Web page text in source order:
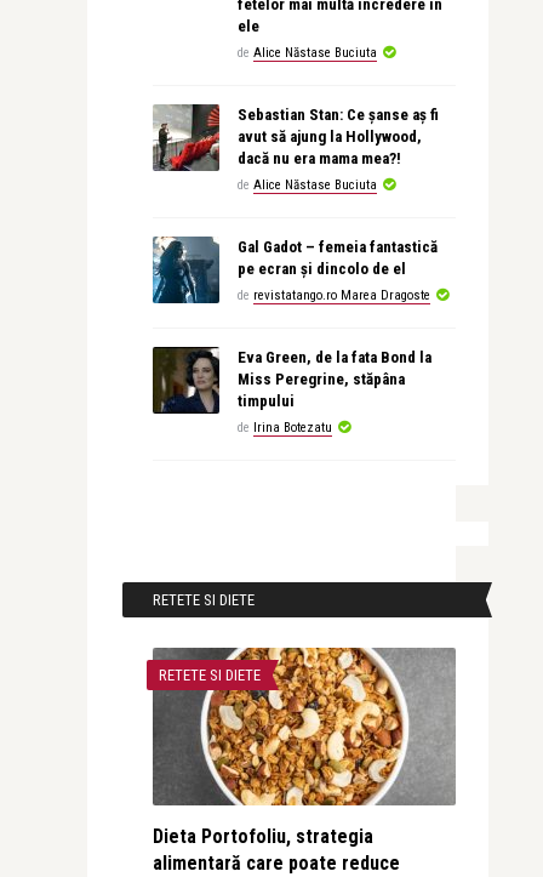
fetelor mai multă încredere în
ele
de Alice Năstase Buciuta
Sebastian Stan: Ce șanse aș fi
avut să ajung la Hollywood,
dacă nu era mama mea?!
de Alice Năstase Buciuta
Gal Gadot – femeia fantastică
pe ecran și dincolo de el
de revistatango.ro Marea Dragoste
Eva Green, de la fata Bond la
Miss Peregrine, stăpâna
timpului
de Irina Botezatu
RETETE SI DIETE
RETETE SI DIETE
Dieta Portofoliu, strategia
alimentară care poate reduce